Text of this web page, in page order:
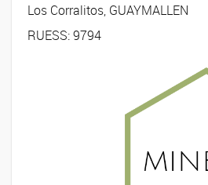
Los Corralitos, GUAYMALLEN
RUESS: 9794